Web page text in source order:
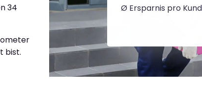
34
bist.
Ø Ersparnis pro